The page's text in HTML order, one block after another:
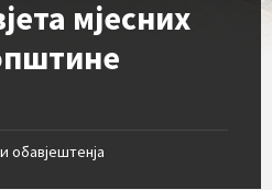
мјесних
обавјештенја